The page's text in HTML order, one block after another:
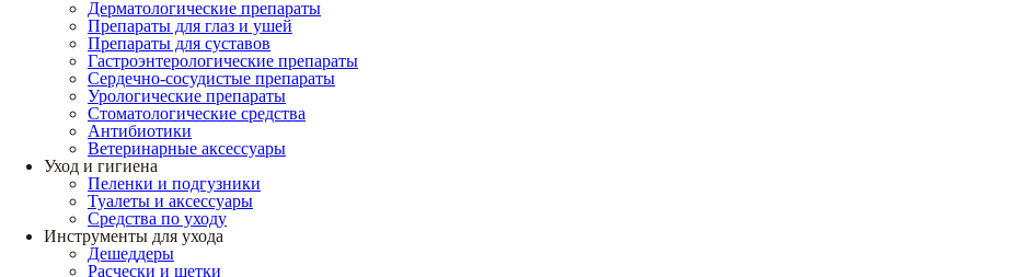
Дерматологические препараты
Препараты для глаз и ушей
Препараты для суставов
Гастроэнтерологические препараты
Сердечно-сосудистые препараты
Урологические препараты
Стоматологические средства
Антибиотики
Ветеринарные аксессуары
Уход и гигиена
Пеленки и подгузники
Туалеты и аксессуары
Средства по уходу
Инструменты для ухода
Дешеддеры
Расчески и щетки